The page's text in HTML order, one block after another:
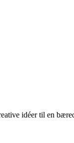
idéer til en